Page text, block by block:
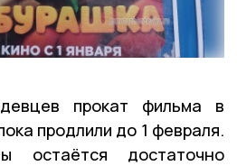
прокат фильма в
продлили до 1 февраля.
остаётся достаточно